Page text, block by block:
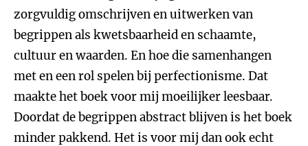
zorgvuldig omschrijven en uitwerken van
begrippen als kwetsbaarheid en schaamte,
cultuur en waarden. En hoe die samenhangen
met en een rol spelen bij perfectionisme. Dat
maakte het boek voor mij moeilijker leesbaar.
Doordat de begrippen abstract blijven is het boek
minder pakkend. Het is voor mij dan ook echt